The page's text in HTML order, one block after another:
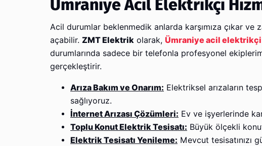
Ümraniye Acil Elektrikçi
Acil durumlar beklenmedik anlarda karşımıza çıkar
açabilir. ZMT Elektrik olarak, Ümraniye acil elektrikçi
durumlarında sadece bir telefonla profesyonel
gerçekleştirir.
Arıza Bakım ve Onarım: Elektriksel arızaların
sağlıyoruz.
İnternet Arızası Çözümleri: Ev ve işyerlerinde
Toplu Konut Elektrik Tesisatı: Büyük ölçekli
Elektrik Tesisatı Yenileme: Mevcut tesisatınızı